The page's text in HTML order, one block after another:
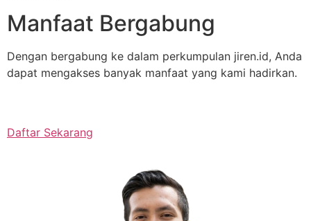
Manfaat Bergabung
Dengan bergabung ke dalam perkumpulan jiren.id, Anda
dapat mengakses banyak manfaat yang kami hadirkan.
Daftar Sekarang